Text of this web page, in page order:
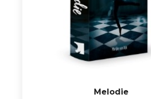
Melodie